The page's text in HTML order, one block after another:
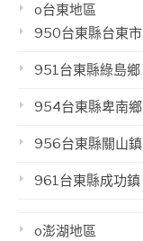
o台東地區
950台東縣台東市
951台東縣綠島鄉
954台東縣卑南鄉
956台東縣關山鎮
961台東縣成功鎮
o澎湖地區